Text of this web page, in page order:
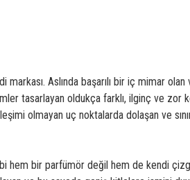
Aslında başarılı bir iç mimar
tasarlayan oldukça farklı, ilginç ve zor
olmayan uç noktalarda dolaşan ve
hem bir parfümör değil hem de kendi